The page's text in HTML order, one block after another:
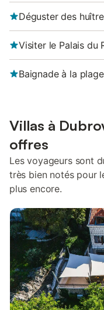
Déguster des
Visiter le Palais du
Baignade à la
Villas à
offres
Les voyageurs sont
très bien notés pour
plus encore.